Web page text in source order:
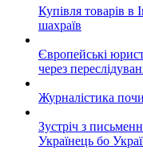
Купівля товарів в
шахраїв
Європейські
через
Журналістика
Зустріч з
Українець бо